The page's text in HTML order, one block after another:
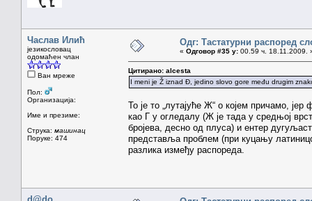
Часлав Илић
језикословац
одомаћен члан
Ван мреже
Пол:
Организација:
Име и презиме:
Струка: машинац
Поруке: 474
Одг: Тастатурни распоред
« Одговор #35 у: 00.59 ч. 18.11.2009.
Цитирано: alcesta
I meni je Ž iznad Đ, jedino slovo gore među drugim
То је то „лутајуће Ж“ о којем причамо,
као Г у огледалу (Ж је тада у средњој
бројева, десно од плуса) и ентер
представља проблем (при куцању
разлика између распореда.